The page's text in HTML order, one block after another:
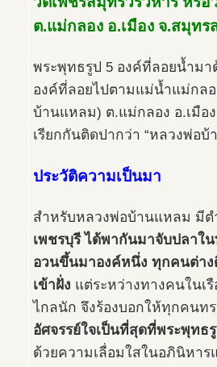
ต.แม่กลอง อ.เมือง จ.สมุทร
พระพุทธรูป 5 องค์ที่ลอยน้ำม
องค์ที่ลอยไปตามแม่น้ำแม่กล
บ้านแหลม) ต.แม่กลอง อ.เมือ
เรียกกันติดปากว่า “หลวงพ่อบ้
ประวัติความเป็นมา
สำหรับหลวงพ่อบ้านแหลม มีต
เพชรบุรี ได้พากันมาจับปลาใ
อวนขึ้นมาองค์หนึ่ง ทุกคนต่าง
เข้าฝั่ง แต่ระหว่างทางคนในเ
ไกลนัก จึงร้องบอกให้ทุกคนทร
อัศจรรย์ใจเป็นที่สุดที่พระพุทธ
ด้วยความเลื่อมใสในอภินิหา